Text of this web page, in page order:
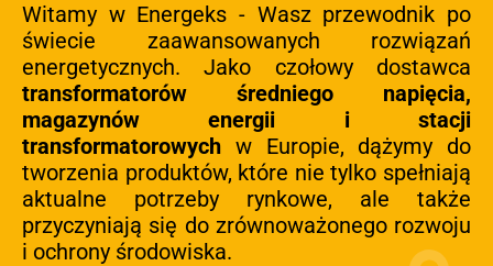
Witamy w Energeks - Wasz przewodnik po
świecie zaawansowanych rozwiązań
energetycznych. Jako czołowy dostawca
transformatorów średniego napięcia,
magazynów energii i stacji
transformatorowych w Europie, dążymy do
tworzenia produktów, które nie tylko spełniają
aktualne potrzeby rynkowe, ale także
przyczyniają się do zrównoważonego rozwoju
i ochrony środowiska.